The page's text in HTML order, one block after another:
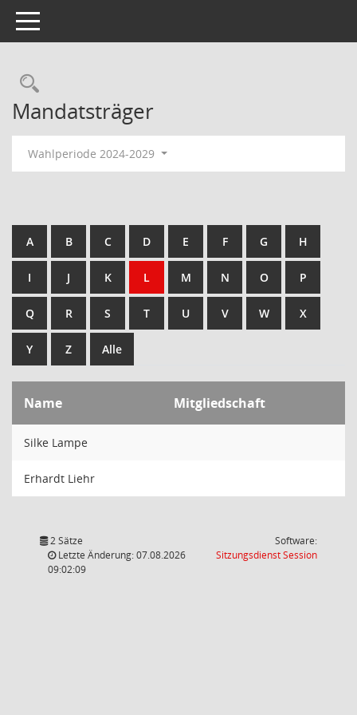
Toggle navigation
Rechercheauswahl
Mandatsträger
Wahlperiode 2024-2029
A B C D E F G H
I J K L M N O P
Q R S T U V W X
Y Z Alle
Name Mitgliedschaft
Silke Lampe
Erhardt Liehr
2 Sätze
Letzte Änderung: 07.08.2026
09:02:09
Software:
SitzungsdienstSession(Wird in